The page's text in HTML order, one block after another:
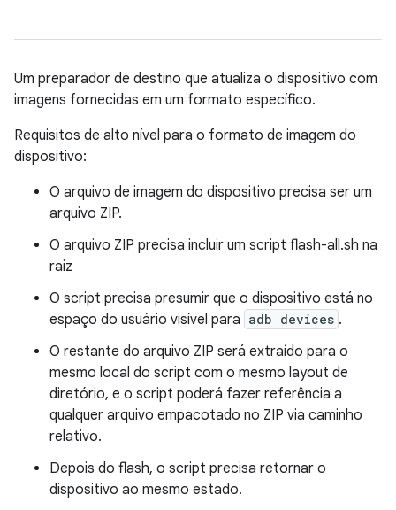
Um preparador de destino que atualiza o dispositivo com
imagens fornecidas em um formato específico.
Requisitos de alto nível para o formato de imagem do
dispositivo:
O arquivo de imagem do dispositivo precisa ser um
arquivo ZIP.
O arquivo ZIP precisa incluir um script flash-all.sh na
raiz
O script precisa presumir que o dispositivo está no
espaço do usuário visível para adb devices .
O restante do arquivo ZIP será extraído para o
mesmo local do script com o mesmo layout de
diretório, e o script poderá fazer referência a
qualquer arquivo empacotado no ZIP via caminho
relativo.
Depois do flash, o script precisa retornar o
dispositivo ao mesmo estado.